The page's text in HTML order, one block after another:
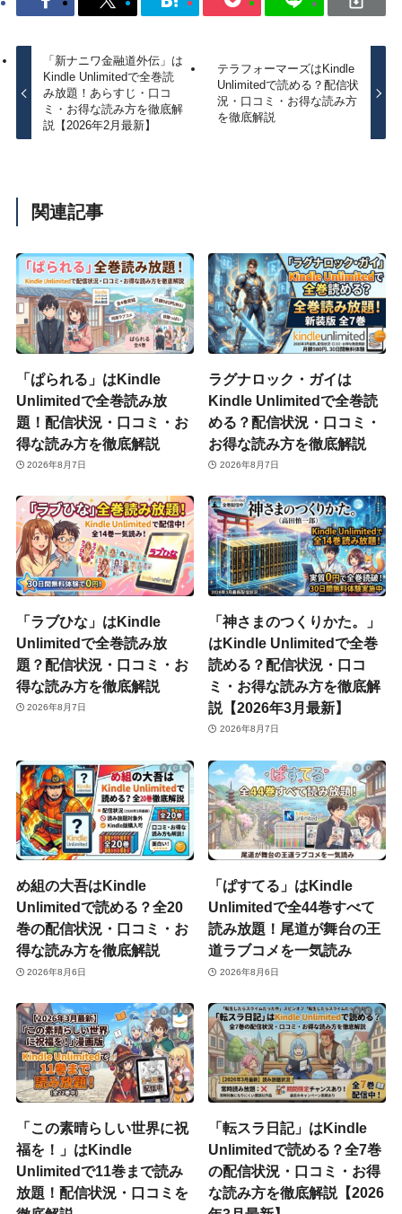
「新ナニワ金融道外伝」は
Kindle Unlimitedで全巻読
み放題！あらすじ・口コ
ミ・お得な読み方を徹底解
説【2026年2月最新】
テラフォーマーズはKindle
Unlimitedで読める？配信状
況・口コミ・お得な読み方
を徹底解説
関連記事
「ぱられる」はKindle
Unlimitedで全巻読み放
題！配信状況・口コミ・お
得な読み方を徹底解説
2026年8月7日
ラグナロック・ガイは
Kindle Unlimitedで全巻読
める？配信状況・口コミ・
お得な読み方を徹底解説
2026年8月7日
「ラブひな」はKindle
Unlimitedで全巻読み放
題？配信状況・口コミ・お
得な読み方を徹底解説
2026年8月7日
「神さまのつくりかた。」
はKindle Unlimitedで全巻
読める？配信状況・口コ
ミ・お得な読み方を徹底解
説【2026年3月最新】
2026年8月7日
め組の大吾はKindle
Unlimitedで読める？全20
巻の配信状況・口コミ・お
得な読み方を徹底解説
2026年8月6日
「ぱすてる」はKindle
Unlimitedで全44巻すべて
読み放題！尾道が舞台の王
道ラブコメを一気読み
2026年8月6日
「この素晴らしい世界に祝
福を！」はKindle
Unlimitedで11巻まで読み
放題！配信状況・口コミを
「転スラ日記」はKindle
Unlimitedで読める？全7巻
の配信状況・口コミ・お得
な読み方を徹底解説【2026